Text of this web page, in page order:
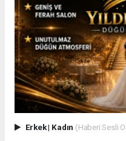
Erkek| Kadın (Haberi Sesli